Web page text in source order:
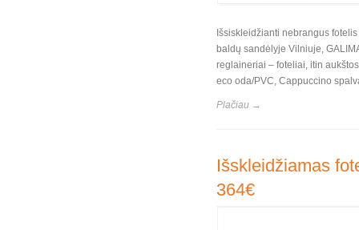
Išsiskleidžianti nebrangus
baldų sandėlyje Vilniuje,
reglaineriai – foteliai, itin
eco oda/PVC, Cappuccino
Plačiau →
Išskleidžiamas
364€